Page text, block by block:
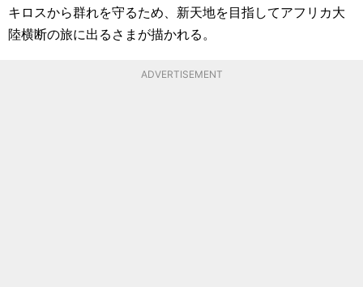
キロスから群れを守るため、新天地を目指してアフリカ大
陸横断の旅に出るさまが描かれる。
ADVERTISEMENT